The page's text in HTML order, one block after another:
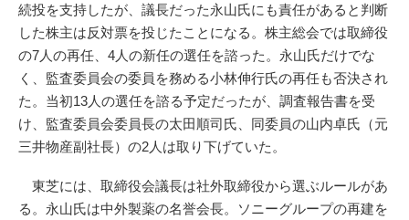
続投を支持したが、議長だった永山氏にも責任があると判断
した株主は反対票を投じたことになる。株主総会では取締役
の7人の再任、4人の新任の選任を諮った。永山氏だけでな
く、監査委員会の委員を務める小林伸行氏の再任も否決され
た。当初13人の選任を諮る予定だったが、調査報告書を受
け、監査委員会委員長の太田順司氏、同委員の山内卓氏（元
三井物産副社長）の2人は取り下げていた。
東芝には、取締役会議長は社外取締役から選ぶルールがあ
る。永山氏は中外製薬の名誉会長。ソニーグループの再建を